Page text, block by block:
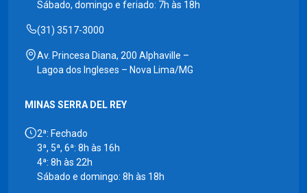
Sábado, domingo e feriado: 7h às 18h
(31) 3517-3000
Av. Princesa Diana, 200 Alphaville –
Lagoa dos Ingleses – Nova Lima/MG
MINAS SERRA DEL REY
2ª: Fechado
3ª, 5ª, 6ª: 8h às 16h
4ª: 8h às 22h
Sábado e domingo: 8h às 18h